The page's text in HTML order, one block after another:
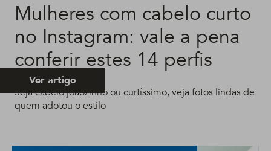
Mulheres com cabelo curto
no Instagram: vale a pena
conferir estes 14 perfis
Seja cabelo joãozinho ou curtíssimo, veja fotos lindas de
quem adotou o estilo
Ver artigo